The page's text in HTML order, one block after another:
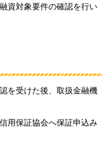
資対象要件の確認を行い
を受けた後、取扱金融機
用保証協会へ保証申込み